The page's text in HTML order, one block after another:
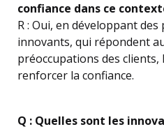
confiance dans ce
R : Oui, en développant
innovants, qui répondent
préoccupations des
renforcer la confiance.
Q : Quelles sont les